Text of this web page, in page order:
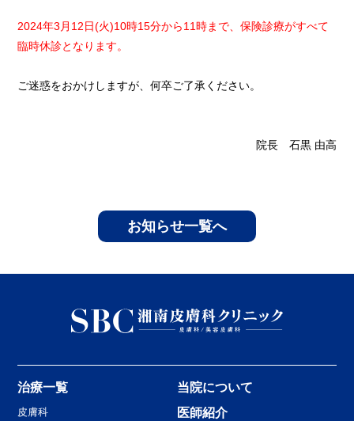
2024年3月12日(火)10時15分から11時まで、保険診療がすべて
臨時休診となります。
ご迷惑をおかけしますが、何卒ご了承ください。
院長 石黒 由高
お知らせ一覧へ
治療一覧
皮膚科
当院について
医師紹介